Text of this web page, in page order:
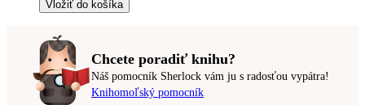
Vložiť do košíka
Chcete poradiť knihu?
Náš pomocník Sherlock vám ju s radosťou vypátra!
Knihomoľský pomocník